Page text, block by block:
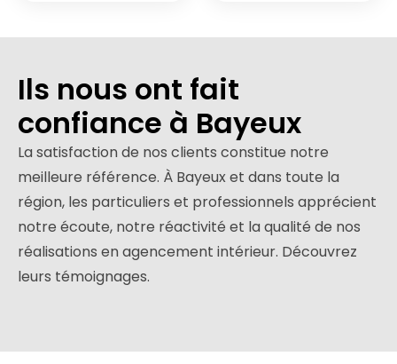
Ils nous ont fait
confiance à Bayeux
La satisfaction de nos clients constitue notre
meilleure référence. À Bayeux et dans toute la
région, les particuliers et professionnels apprécient
notre écoute, notre réactivité et la qualité de nos
réalisations en agencement intérieur. Découvrez
leurs témoignages.